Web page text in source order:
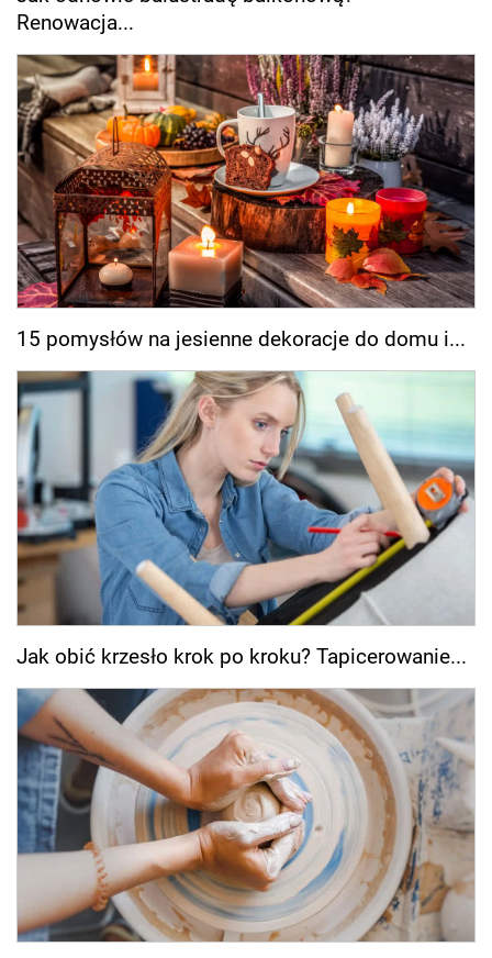
Renowacja...
15 pomysłów na jesienne dekoracje do domu i...
Jak obić krzesło krok po kroku? Tapicerowanie...